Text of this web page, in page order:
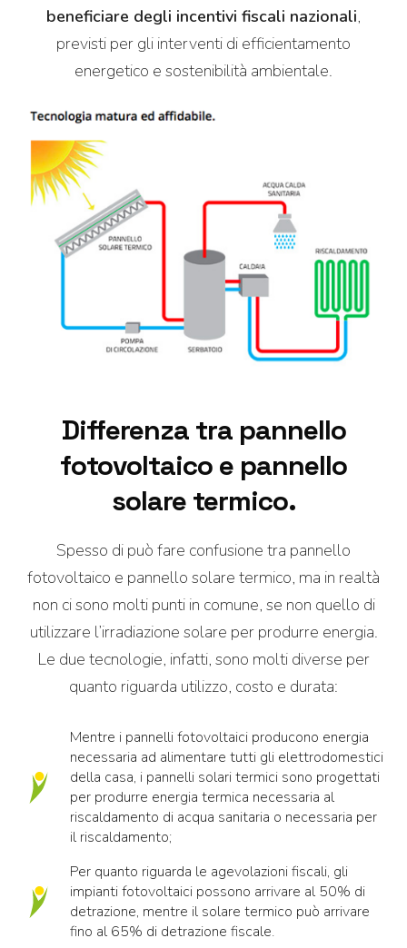
beneficiare degli incentivi fiscali nazionali,
previsti per gli interventi di efficientamento
energetico e sostenibilità ambientale.
Differenza tra pannello
fotovoltaico e pannello
solare termico.
Spesso di può fare confusione tra pannello
fotovoltaico e pannello solare termico, ma in realtà
non ci sono molti punti in comune, se non quello di
utilizzare l’irradiazione solare per produrre energia.
Le due tecnologie, infatti, sono molti diverse per
quanto riguarda utilizzo, costo e durata:
Mentre i pannelli fotovoltaici producono energia
necessaria ad alimentare tutti gli elettrodomestici
della casa, i pannelli solari termici sono progettati
per produrre energia termica necessaria al
riscaldamento di acqua sanitaria o necessaria per
il riscaldamento;
Per quanto riguarda le agevolazioni fiscali, gli
impianti fotovoltaici possono arrivare al 50% di
detrazione, mentre il solare termico può arrivare
fino al 65% di detrazione fiscale.